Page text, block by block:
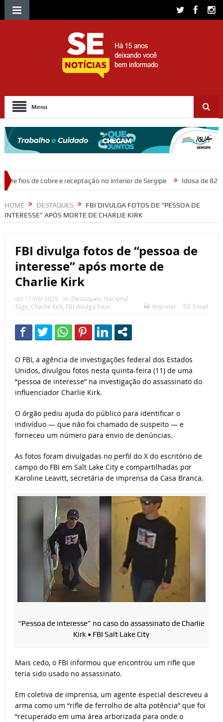
Menu
no interior de Sergipe Idosa de 82 anos morre após ser
HOME DESTAQUES
FBI DIVULGA FOTOS DE “PESSOA DE
INTERESSE” APÓS MORTE DE CHARLIE KIRK
FBI divulga fotos de “pessoa de
interesse” após morte de
Charlie Kirk
on: 11/09/ 2025 In: Destaques, Nacional
Tags: Charlie Kirk, FBI divulga fotos Imprimir Email
O FBI, a agência de investigações federal dos Estados
Unidos, divulgou fotos nesta quinta-feira (11) de uma
“pessoa de interesse” na investigação do assassinato do
influenciador Charlie Kirk.
O órgão pediu ajuda do público para identificar o
indivíduo — que não foi chamado de suspeito — e
forneceu um número para envio de denúncias.
As fotos foram divulgadas no perfil do X do escritório de
campo do FBI em Salt Lake City e compartilhadas por
Karoline Leavitt, secretária de imprensa da Casa Branca.
“Pessoa de interesse” no caso do assassinato de Charlie
Kirk • FBI Salt Lake City
Mais cedo, o FBI informou que encontrou um rifle que
teria sido usado no assassinato.
Em coletiva de imprensa, um agente especial descreveu a
arma como um “rifle de ferrolho de alta potência” que foi
“recuperado em uma área arborizada para onde o